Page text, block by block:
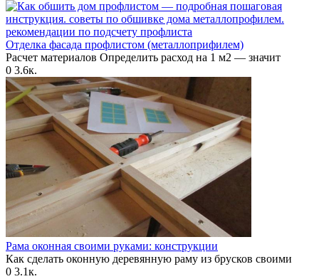
Отделка фасада профлистом (металлоприфилем)
Расчет материалов Определить расход на 1 м2 — значит
0 3.6к.
Рама оконная своими руками: конструкции
Как сделать оконную деревянную раму из брусков своими
0 3.1к.